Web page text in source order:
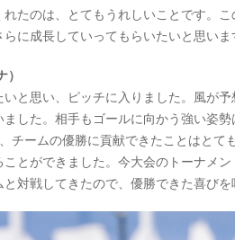
たのは、とてもうれしいことです。
に成長していってもらいたいと思いま
と思い、ピッチに入りました。風が
した。相手もゴールに向かう強い姿
チームの優勝に貢献できたことはとて
とができました。今大会のトーナメ
対戦してきたので、優勝できた喜びを